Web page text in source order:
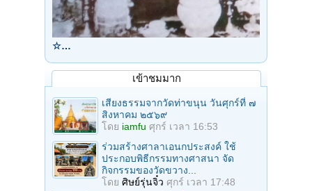
☆…
เข้าชมมาก
เสียงธรรมจากวัดท่าขนุน วันศุกร์ที่ ๗
สิงหาคม ๒๕๖๙
โดย iamfu ศุกร์ เวลา 16:53
ร่วมสร้างศาลาเอนกประสงค์ ใช้
ประกอบพิธีกรรมทางศาสนา จัด
กิจกรรมของวัดขวาง...
โดย ศิษย์รุ่นจิ๋ว ศุกร์ เวลา 17:48